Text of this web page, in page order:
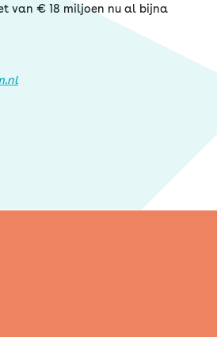
van € 18 miljoen nu al bijna